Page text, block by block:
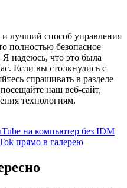
лучший способ управления
полностью безопасное
надеюсь, что это была
Если вы столкнулись с
спрашивать в разделе
наш веб-сайт,
технологиям.
на компьютер без IDM
прямо в галерею